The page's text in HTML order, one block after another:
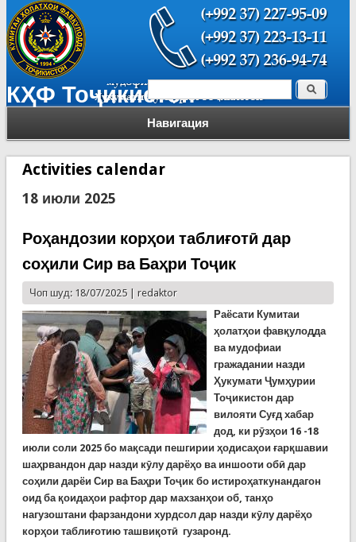
КҲФ Тоҷикистон
Навигация
Форма поиска Поиск
Activities calendar
18 июли 2025
Роҳандозии корҳои таблиғотӣ дар
соҳили Сир ва Баҳри Тоҷик
Чоп шуд: 18/07/2025 | redaktor
Раёсати Кумитаи
ҳолатҳои фавқулодда
ва мудофиаи
гражадании назди
Ҳукумати Ҷумҳурии
Тоҷикистон дар
вилояти Суғд хабар
дод, ки рӯзҳои 16 -18
июли соли 2025 бо мақсади пешгирии ҳодисаҳои ғарқшавии
шаҳрвандон дар назди кӯлу дарёҳо ва иншооти обӣ дар
соҳили дарёи Сир ва Баҳри Тоҷик бо истироҳаткунандагон
оид ба қоидаҳои рафтор дар махзанҳои об, танҳо
нагузоштани фарзандони хурдсол дар назди кӯлу дарёҳо
корҳои таблиғотию ташвиқотӣ гузаронд.